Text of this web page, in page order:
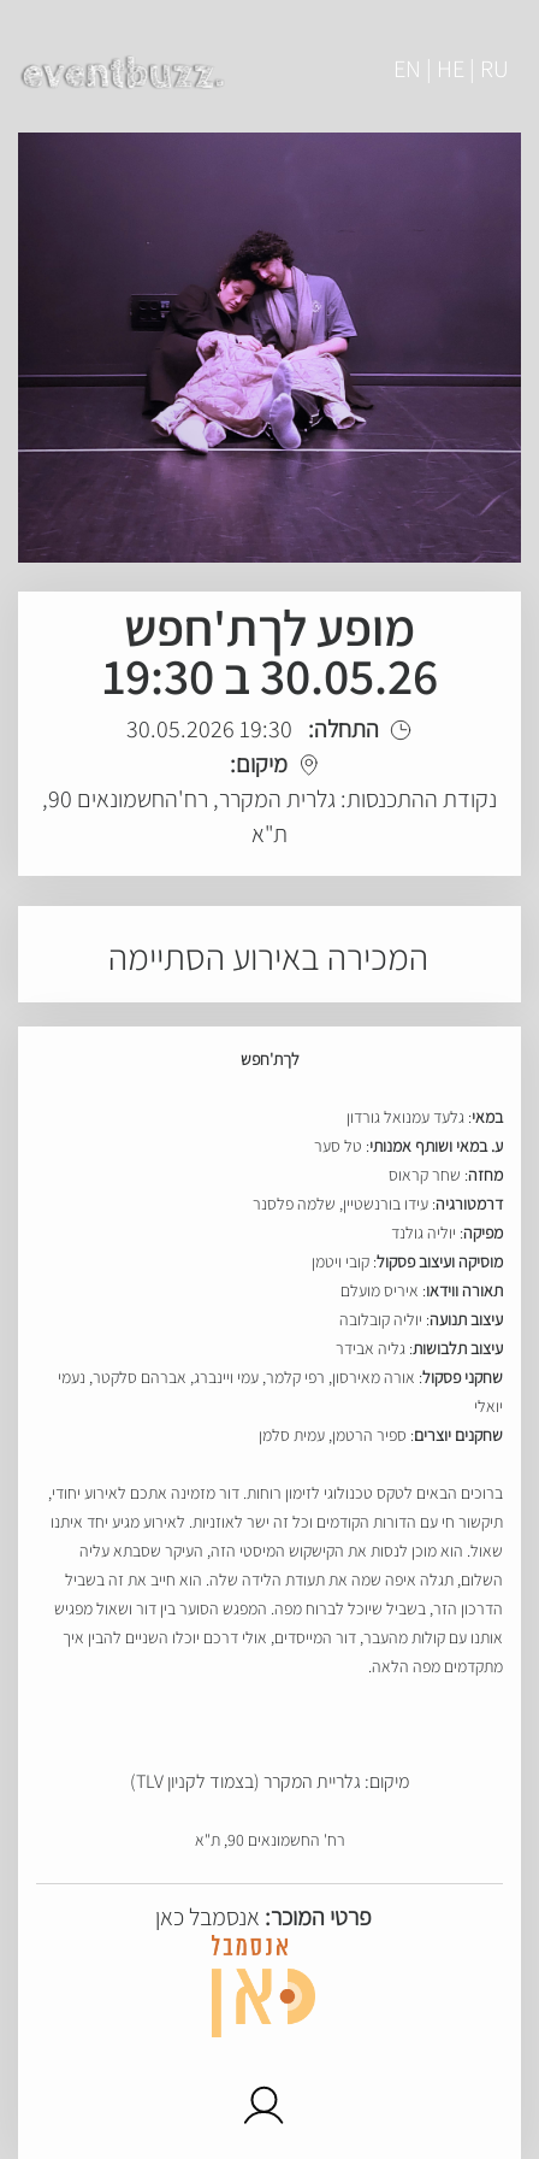
EN | HE | RU
מופע לךת'חפש
30.05.26 ב 19:30
התחלה: 19:30 30.05.2026
מיקום:
נקודת ההתכנסות: גלרית המקרר, רח'החשמונאים 90,
ת"א
המכירה באירוע הסתיימה
לךת'חפש
במאי: גלעד עמנואל גורדון
ע. במאי ושותף אמנותי: טל סער
מחזה: שחר קראוס
דרמטורגיה: עידו בורנשטיין, שלמה פלסנר
מפיקה: יוליה גולנד
מוסיקה ועיצוב פסקול: קובי ויטמן
תאורה ווידאו: איריס מועלם
עיצוב תנועה: יוליה קובלובה
עיצוב תלבושות: גליה אבידר
שחקני פסקול: אורה מאירסון, רפי קלמר, עמי ויינברג, אברהם סלקטר, נעמי
יואלי
שחקנים יוצרים: ספיר הרטמן, עמית סלמן
ברוכים הבאים לטקס טכנולוגי לזימון רוחות. דור מזמינה אתכם לאירוע יחודי,
תיקשור חי עם הדורות הקודמים וכל זה ישר לאוזניות. לאירוע מגיע יחד איתנו
שאול. הוא מוכן לנסות את הקישקוש המיסטי הזה, העיקר שסבתא עליה
השלום, תגלה איפה שמה את תעודת הלידה שלה. הוא חייב את זה בשביל
הדרכון הזר, בשביל שיוכל לברוח מפה. המפגש הסוער בין דור ושאול מפגיש
אותנו עם קולות מהעבר, דור המייסדים, אולי דרכם יוכלו השניים להבין איך
מתקדמים מפה הלאה.
מיקום: גלריית המקרר (בצמוד לקניון TLV)
רח' החשמונאים 90, ת"א
פרטי המוכר: אנסמבל כאן